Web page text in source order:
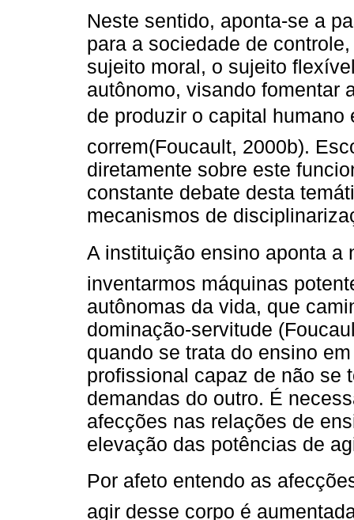
Neste sentido, aponta-se a
para a sociedade de
sujeito moral, o sujeito
autônomo, visando fomentar
de produzir o capital
correm(Foucault, 2000b).
diretamente sobre este
constante debate desta
mecanismos de
A instituição ensino aponta
inventarmos máquinas
autônomas da vida, que
dominação-servitude
quando se trata do ensino
profissional capaz de não se
demandas do outro. É
afecções nas relações de
elevação das potências de
Por afeto entendo as
agir desse corpo é